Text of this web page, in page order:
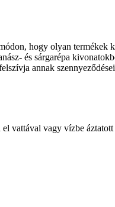
hogy olyan termékek
és sárgarépa
annak
vattával vagy vízbe